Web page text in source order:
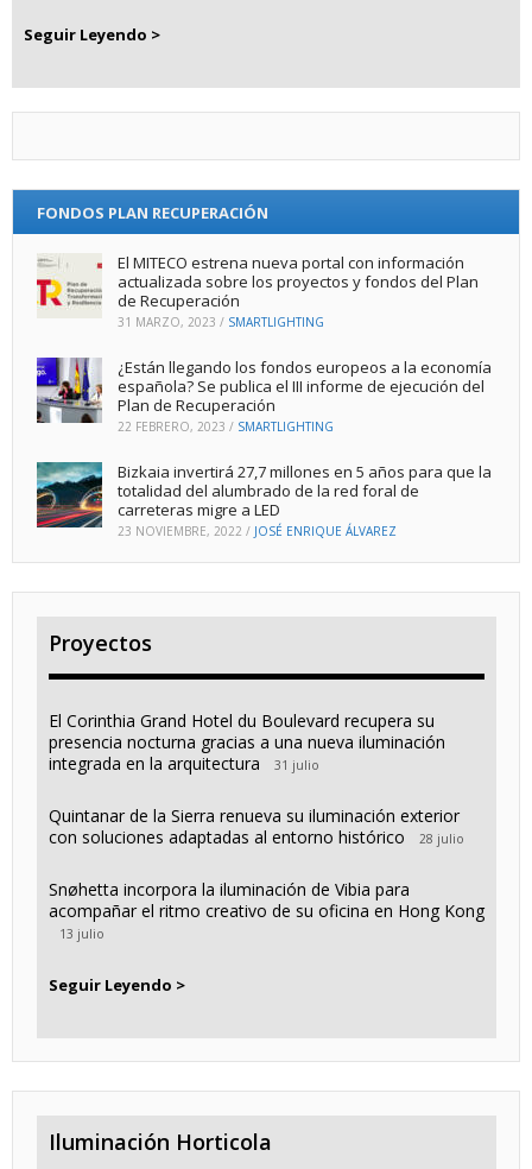
Seguir Leyendo >
FONDOS PLAN RECUPERACIÓN
El MITECO estrena nueva portal con información
actualizada sobre los proyectos y fondos del Plan
de Recuperación
31 MARZO, 2023 / SMARTLIGHTING
¿Están llegando los fondos europeos a la economía
española? Se publica el III informe de ejecución del
Plan de Recuperación
22 FEBRERO, 2023 / SMARTLIGHTING
Bizkaia invertirá 27,7 millones en 5 años para que la
totalidad del alumbrado de la red foral de
carreteras migre a LED
23 NOVIEMBRE, 2022 / JOSÉ ENRIQUE ÁLVAREZ
Proyectos
El Corinthia Grand Hotel du Boulevard recupera su
presencia nocturna gracias a una nueva iluminación
integrada en la arquitectura
31 julio
Quintanar de la Sierra renueva su iluminación exterior
con soluciones adaptadas al entorno histórico
28 julio
Snøhetta incorpora la iluminación de Vibia para
acompañar el ritmo creativo de su oficina en Hong Kong
13 julio
Seguir Leyendo >
Iluminación Horticola